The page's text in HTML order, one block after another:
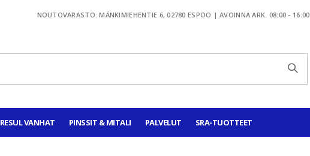
NOUTOVARASTO: MÄNKIMIEHENTIE 6, 02780 ESPOO | AVOINNA ARK. 08:00 - 16:00
RESUL VANHAT PINSSIT & MITALI PALVELUT SRA-TUOTTEET